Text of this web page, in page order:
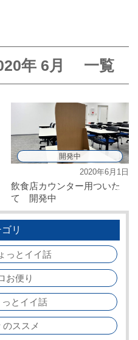
年 6月 一覧
開発中
2020年6月1日
飲食店カウンター用ついた
て 開発中
リ
っとイイ話
お便り
とイイ話
ススメ